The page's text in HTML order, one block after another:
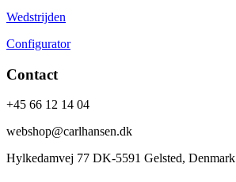
Wedstrijden
Configurator
Contact
+45 66 12 14 04
webshop@carlhansen.dk
Hylkedamvej 77 DK-5591 Gelsted, Denmark